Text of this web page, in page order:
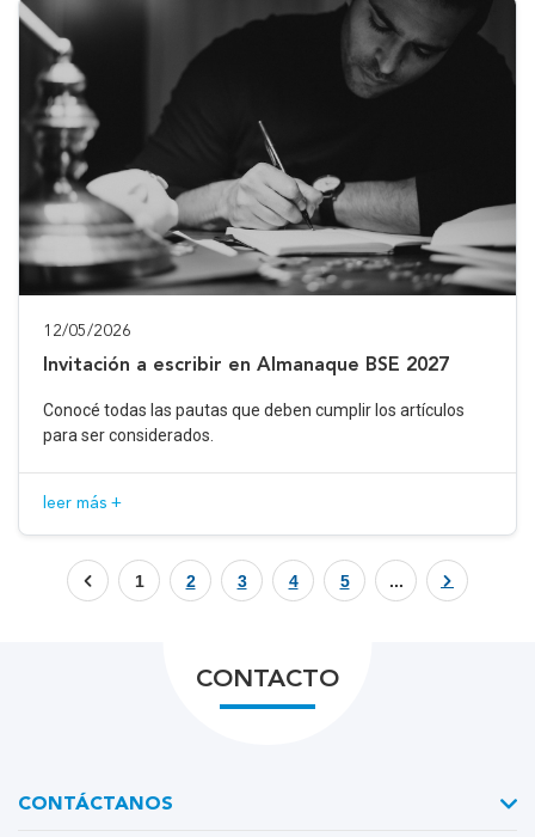
12/05/2026
Invitación a escribir en Almanaque BSE 2027
Conocé todas las pautas que deben cumplir los artículos
para ser considerados.
leer más +
1 2 3 4 5 ...
CONTACTO
CONTÁCTANOS